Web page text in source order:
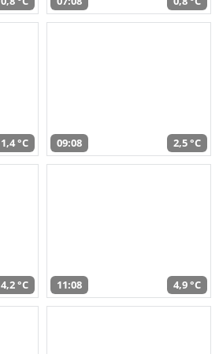
1,4 °C 09:08 2,5 °C
4,2 °C 11:08 4,9 °C